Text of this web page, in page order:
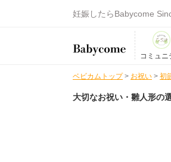
妊娠したらBabycome
コミュニ
ベビカムトップ> お祝い > 初
大切なお祝い・雛人形の